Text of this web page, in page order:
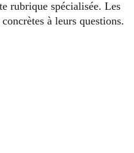
rubrique spécialisée. Les
à leurs questions.